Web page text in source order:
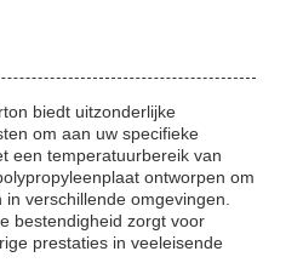
biedt uitzonderlijke
om aan uw specifieke
een temperatuurbereik van
ontworpen om
verschillende omgevingen.
bestendigheid zorgt voor
prestaties in veeleisende